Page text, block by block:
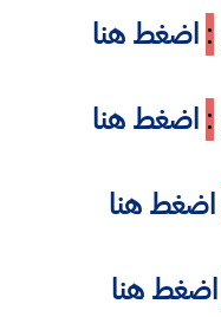
: اضغط هنا
: اضغط هنا
اضغط هنا
اضغط هنا